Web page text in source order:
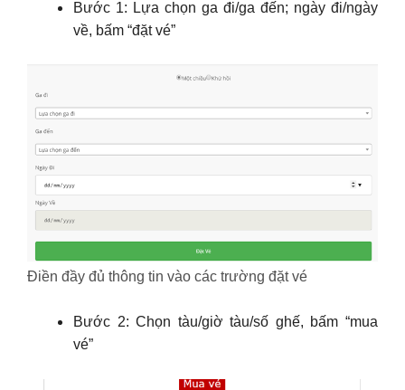
Bước 1: Lựa chọn ga đi/ga đến; ngày đi/ngày
về, bấm “đặt vé”
Điền đầy đủ thông tin vào các trường đặt vé
Bước 2: Chọn tàu/giờ tàu/số ghế, bấm “mua
vé”